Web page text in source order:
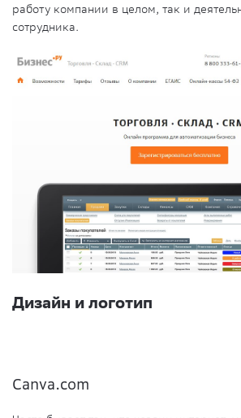
работу компании в целом, так и
сотрудника.
Дизайн и логотип
Canva.com